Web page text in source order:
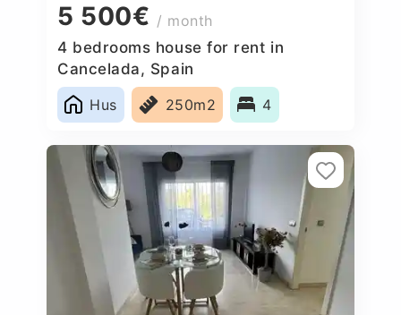
5 500€ / month
4 bedrooms house for rent in
Cancelada, Spain
Hus
250m2 4